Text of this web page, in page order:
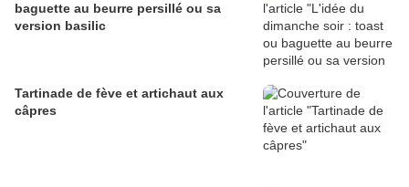
baguette au beurre persillé ou sa
version basilic
Tartinade de fève et artichaut aux
câpres